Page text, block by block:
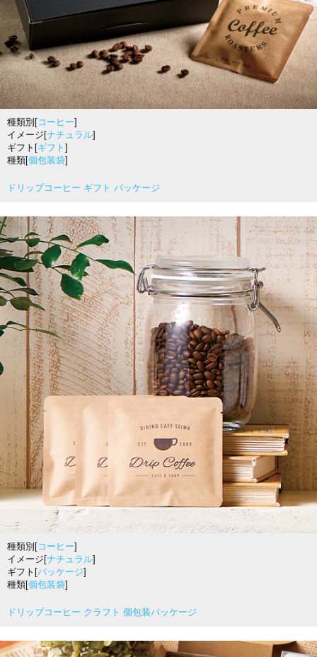
種類別[コーヒー]
イメージ[ナチュラル]
ギフト[ギフト ]
種類[個包装袋]
ドリップコーヒー ギフト パッケージ
種類別[コーヒー]
イメージ[ナチュラル]
ギフト[パッケージ]
種類[個包装袋]
ドリップコーヒー クラフト 個包装パッケージ